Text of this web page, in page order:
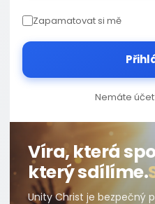
Zapamatovat si mě
Nemáte
Víra, která
který sdílíme.
Unity Christ je bezpečný